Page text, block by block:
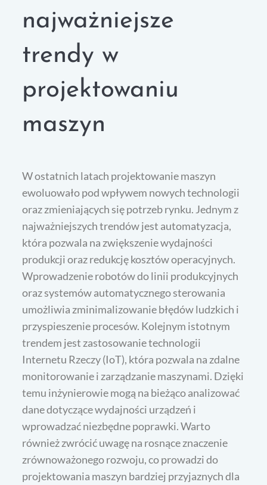
najważniejsze
trendy w
projektowaniu
maszyn
W ostatnich latach projektowanie maszyn
ewoluowało pod wpływem nowych technologii
oraz zmieniających się potrzeb rynku. Jednym z
najważniejszych trendów jest automatyzacja,
która pozwala na zwiększenie wydajności
produkcji oraz redukcję kosztów operacyjnych.
Wprowadzenie robotów do linii produkcyjnych
oraz systemów automatycznego sterowania
umożliwia zminimalizowanie błędów ludzkich i
przyspieszenie procesów. Kolejnym istotnym
trendem jest zastosowanie technologii
Internetu Rzeczy (IoT), która pozwala na zdalne
monitorowanie i zarządzanie maszynami. Dzięki
temu inżynierowie mogą na bieżąco analizować
dane dotyczące wydajności urządzeń i
wprowadzać niezbędne poprawki. Warto
również zwrócić uwagę na rosnące znaczenie
zrównoważonego rozwoju, co prowadzi do
projektowania maszyn bardziej przyjaznych dla